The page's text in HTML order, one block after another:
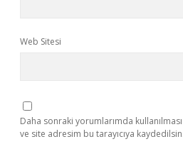
Web Sitesi
Daha sonraki yorumlarımda
ve site adresim bu tarayıcıya kaydedilsin.